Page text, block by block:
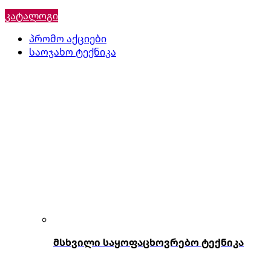
კატალოგი
პრომო აქციები
საოჯახო ტექნიკა
მსხვილი საყოფაცხოვრებო ტექნიკა